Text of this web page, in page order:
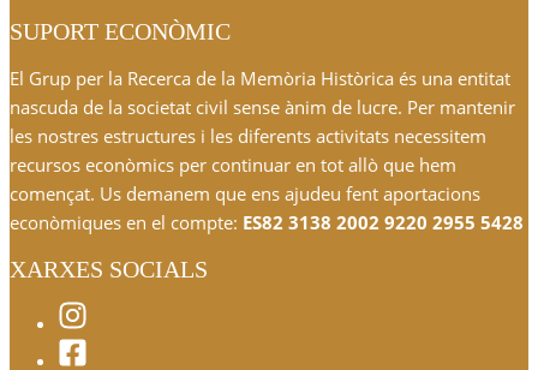
SUPORT ECONÒMIC
El Grup per la Recerca de la Memòria Històrica és una entitat
nascuda de la societat civil sense ànim de lucre. Per mantenir
les nostres estructures i les diferents activitats necessitem
recursos econòmics per continuar en tot allò que hem
començat. Us demanem que ens ajudeu fent aportacions
econòmiques en el compte: ES82 3138 2002 9220 2955 5428
XARXES SOCIALS